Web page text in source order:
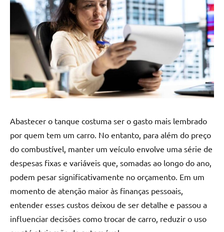
Abastecer o tanque costuma ser o gasto mais lembrado
por quem tem um carro. No entanto, para além do preço
do combustível, manter um veículo envolve uma série de
despesas fixas e variáveis que, somadas ao longo do ano,
podem pesar significativamente no orçamento. Em um
momento de atenção maior às finanças pessoais,
entender esses custos deixou de ser detalhe e passou a
influenciar decisões como trocar de carro, reduzir o uso